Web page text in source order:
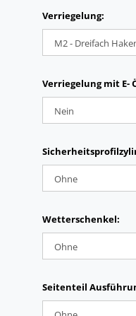
Verriegelung:
Verriegelung mit E-
Wetterschenkel:
Seitenteil